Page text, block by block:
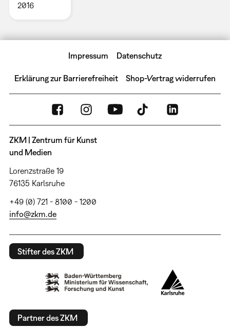
2016
Impressum Datenschutz
Erklärung zur Barrierefreiheit Shop-Vertrag widerrufen
ZKM | Zentrum für Kunst
und Medien
Lorenzstraße 19
76135 Karlsruhe
+49 (0) 721 - 8100 - 1200
info@zkm.de
Stifter des ZKM
Partner des ZKM